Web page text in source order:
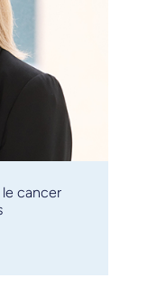
cancer